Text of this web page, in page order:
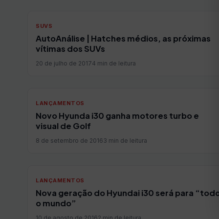
SUVS
AutoAnálise | Hatches médios, as próximas
vítimas dos SUVs
20 de julho de 20174 min de leitura
LANÇAMENTOS
Novo Hyunda i30 ganha motores turbo e
visual de Golf
8 de setembro de 20163 min de leitura
LANÇAMENTOS
Nova geração do Hyundai i30 será para
o mundo”